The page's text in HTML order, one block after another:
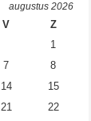
augustus 2026
V
Z
1
7
8
14
15
21
22